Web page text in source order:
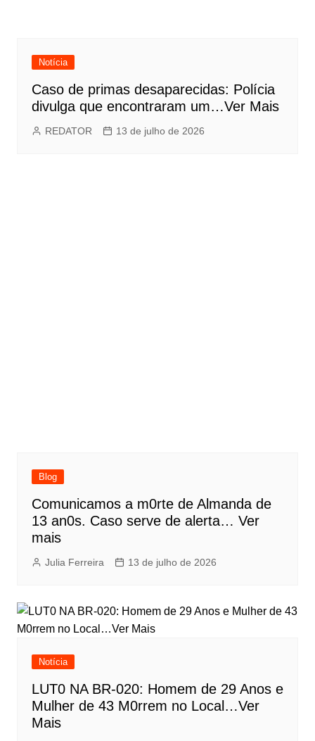
Notícia
Caso de primas desaparecidas: Polícia
divulga que encontraram um…Ver Mais
REDATOR 13 de julho de 2026
Blog
Comunicamos a m0rte de Almanda de
13 an0s. Caso serve de alerta… Ver
mais
Julia Ferreira 13 de julho de 2026
Notícia
LUT0 NA BR-020: Homem de 29 Anos e
Mulher de 43 M0rrem no Local…Ver
Mais